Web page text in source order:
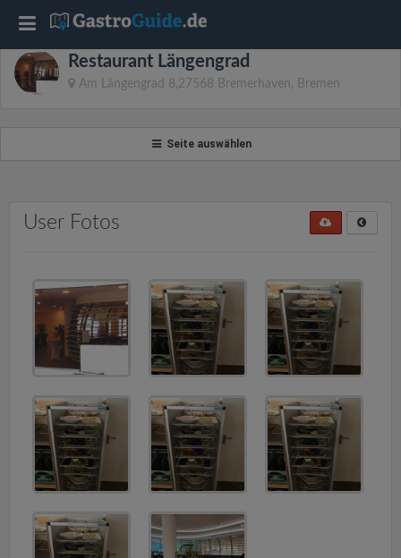
Restaurant Längengrad
Am Längengrad 8,27568 Bremerhaven, Bremen
Seite auswählen
User Fotos
T
o
l
n
v
i
a